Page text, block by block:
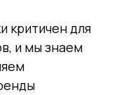
критичен для
и мы знаем